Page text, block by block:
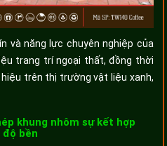
và năng lực chuyên nghiệp của
trang trí ngoại thất, đồng thời
trên thị trường vật liệu xanh,
khung nhôm sự kết hợp
độ bền